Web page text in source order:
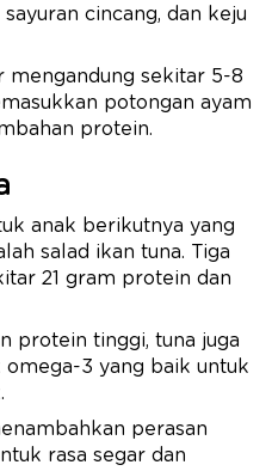
cincang, dan keju
mengandung sekitar 5-8
potongan ayam
protein.
anak berikutnya yang
salad ikan tuna. Tiga
21 gram protein dan
protein tinggi, tuna juga
3 yang baik untuk
perasan
rasa segar dan